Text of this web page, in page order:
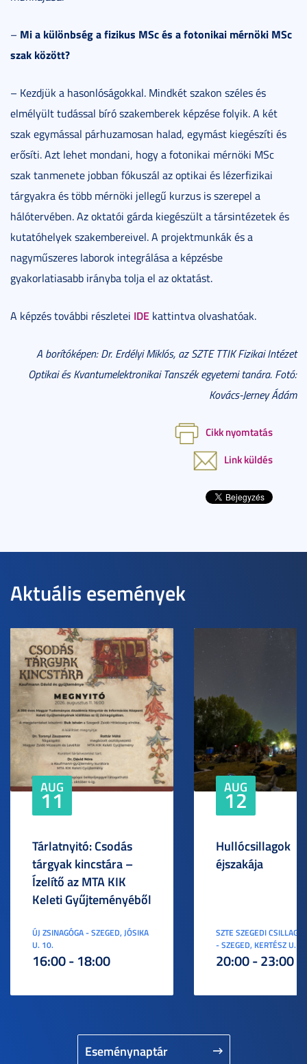
– Mi a különbség a fizikus MSc és a fotonikai mérnöki MSc
szak között?
– Kezdjük a hasonlóságokkal. Mindkét szakon széles és
elmélyült tudással bíró szakemberek képzése folyik. A két
szak egymással párhuzamosan halad, egymást kiegészíti és
erősíti. Azt lehet mondani, hogy a fotonikai mérnöki MSc
szak tanmenete jobban fókuszál az optikai és lézerfizikai
tárgyakra és több mérnöki jellegű kurzus is szerepel a
hálótervében. Az oktatói gárda kiegészült a társintézetek és
kutatóhelyek szakembereivel. A projektmunkák és a
nagyműszeres laborok integrálása a képzésbe
gyakorlatiasabb irányba tolja el az oktatást.
A képzés további részletei IDE kattintva olvashatóak.
A borítóképen: Dr. Erdélyi Miklós, az SZTE TTIK Fizikai Intézet
Optikai és Kvantumelektronikai Tanszék egyetemi tanára. Fotó:
Kovács-Jerney Ádám
Cikk nyomtatás
Link küldés
Aktuális események
Eseménynaptár
AUG
11
Tárlatnyitó: Csodás
tárgyak kincstára –
Ízelítő az MTA KIK
Keleti Gyűjteményéből
ÚJ ZSINAGÓGA - SZEGED, JÓSIKA
U. 10.
16:00 - 18:00
AUG
12
Hullócsillagok
éjszakája
SZTE SZEGEDI
- SZEGED, KERTÉSZ U. 3.
20:00 - 23:00